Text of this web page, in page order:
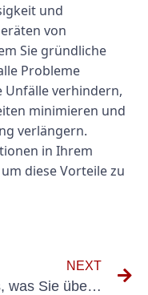
und
von
Sie gründliche
Probleme
Unfälle verhindern,
minimieren und
verlängern.
in Ihrem
diese Vorteile zu
NEXT
Alles, was Sie über DGUV 4 Meutung wissen müssen